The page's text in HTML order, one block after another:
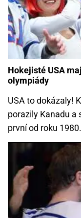
Hokejisté USA
olympiády
USA to dokázaly!
porazily Kanadu a
první od roku